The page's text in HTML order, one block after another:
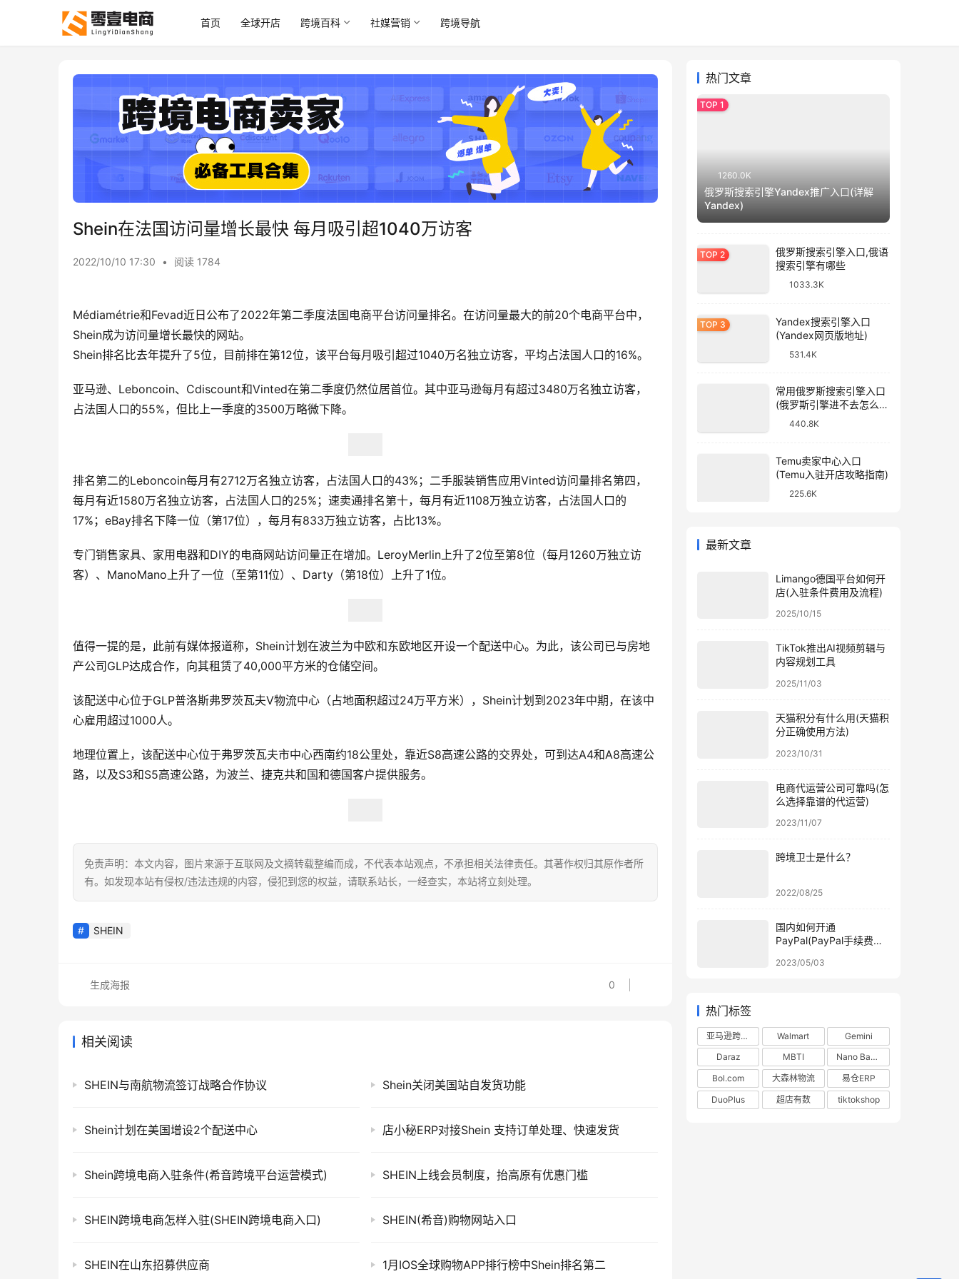
首页 全球开店 跨境百科 社媒营销 跨境导航
Shein在法国访问量增长最快 每月吸引超1040万访客
2022/10/10 17:30 • 阅读 1784
Médiamétrie和Fevad近日公布了2022年第二季度法国电商平台访问量排名。在访问量最大的前20个电商平台中，
Shein成为访问量增长最快的网站。
Shein排名比去年提升了5位，目前排在第12位，该平台每月吸引超过1040万名独立访客，平均占法国人口的16%。
亚马逊、Leboncoin、Cdiscount和Vinted在第二季度仍然位居首位。其中亚马逊每月有超过3480万名独立访客，
占法国人口的55%，但比上一季度的3500万略微下降。
排名第二的Leboncoin每月有2712万名独立访客，占法国人口的43%；二手服装销售应用Vinted访问量排名第四，
每月有近1580万名独立访客，占法国人口的25%；速卖通排名第十，每月有近1108万独立访客，占法国人口的
17%；eBay排名下降一位（第17位），每月有833万独立访客，占比13%。
专门销售家具、家用电器和DIY的电商网站访问量正在增加。LeroyMerlin上升了2位至第8位（每月1260万独立访
客）、ManoMano上升了一位（至第11位）、Darty（第18位）上升了1位。
值得一提的是，此前有媒体报道称，Shein计划在波兰为中欧和东欧地区开设一个配送中心。为此，该公司已与房地
产公司GLP达成合作，向其租赁了40,000平方米的仓储空间。
该配送中心位于GLP普洛斯弗罗茨瓦夫V物流中心（占地面积超过24万平方米），Shein计划到2023年中期，在该中
心雇用超过1000人。
地理位置上，该配送中心位于弗罗茨瓦夫市中心西南约18公里处，靠近S8高速公路的交界处，可到达A4和A8高速公
路，以及S3和S5高速公路，为波兰、捷克共和国和德国客户提供服务。
免责声明：本文内容，图片来源于互联网及文摘转载整编而成，不代表本站观点，不承担相关法律责任。其著作权归其原作者所
有。如发现本站有侵权/违法违规的内容，侵犯到您的权益，请联系站长，一经查实，本站将立刻处理。
SHEIN
0
生成海报
相关阅读
SHEIN与南航物流签订战略合作协议 Shein关闭美国站自发货功能
Shein计划在美国增设2个配送中心 店小秘ERP对接Shein 支持订单处理、快速发货
Shein跨境电商入驻条件(希音跨境平台运营模式) SHEIN上线会员制度，抬高原有优惠门槛
SHEIN跨境电商怎样入驻(SHEIN跨境电商入口) SHEIN(希音)购物网站入口
SHEIN在山东招募供应商 1月IOS全球购物APP排行榜中Shein排名第二
热门文章
1260.0K
俄罗斯搜索引擎Yandex推广入口(详解
Yandex)
俄罗斯搜索引擎入口,俄语
搜索引擎有哪些
1033.3K
Yandex搜索引擎入口
(Yandex网页版地址)
531.4K
常用俄罗斯搜索引擎入口
(俄罗斯引擎进不去怎么
440.8K
Temu卖家中心入口
(Temu入驻开店攻略指南)
225.6K
最新文章
Limango德国平台如何开
店(入驻条件费用及流程)
2025/10/15
TikTok推出AI视频剪辑与
内容规划工具
2025/11/03
天猫积分有什么用(天猫积
分正确使用方法)
2023/10/31
电商代运营公司可靠吗(怎
么选择靠谱的代运营)
2023/11/07
跨境卫士是什么？
2022/08/25
国内如何开通
PayPal(PayPal手续费收
2023/05/03
热门标签
亚马逊跨境电商 Walmart
Gemini
Daraz
MBTI
Nano Banana
Bol.com
大森林物流
易仓ERP
DuoPlus
超店有数 tiktokshop